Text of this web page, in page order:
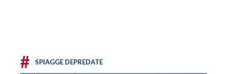
# SPIAGGE DEPREDATE